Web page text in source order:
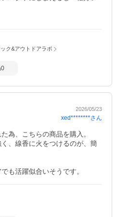
ク&アウトドアラボ
0
2026/05/23
xed********さん
為、こちらの商品を購入。
、線香に火をつけるのが、簡
も活躍似合いそうです。